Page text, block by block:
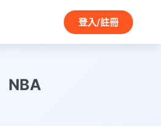
登入/註冊
NBA